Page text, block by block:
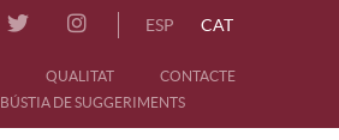
ESP CAT
QUALITAT
CONTACTE
BÚSTIA DE SUGGERIMENTS